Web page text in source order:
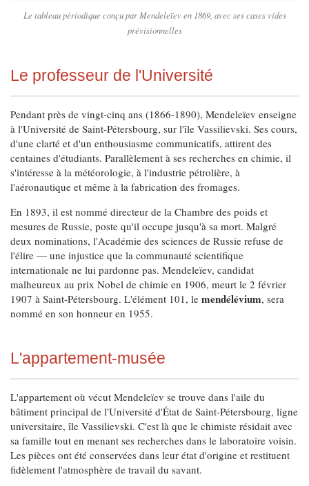
Le tableau périodique conçu par Mendeleïev en 1869, avec ses cases vides
prévisionnelles
Le professeur de l'Université
Pendant près de vingt-cinq ans (1866-1890), Mendeleïev enseigne
à l'Université de Saint-Pétersbourg, sur l'île Vassilievski. Ses cours,
d'une clarté et d'un enthousiasme communicatifs, attirent des
centaines d'étudiants. Parallèlement à ses recherches en chimie, il
s'intéresse à la météorologie, à l'industrie pétrolière, à
l'aéronautique et même à la fabrication des fromages.
En 1893, il est nommé directeur de la Chambre des poids et
mesures de Russie, poste qu'il occupe jusqu'à sa mort. Malgré
deux nominations, l'Académie des sciences de Russie refuse de
l'élire — une injustice que la communauté scientifique
internationale ne lui pardonne pas. Mendeleïev, candidat
malheureux au prix Nobel de chimie en 1906, meurt le 2 février
1907 à Saint-Pétersbourg. L'élément 101, le mendélévium, sera
nommé en son honneur en 1955.
L'appartement-musée
L'appartement où vécut Mendeleïev se trouve dans l'aile du
bâtiment principal de l'Université d'État de Saint-Pétersbourg, ligne
universitaire, île Vassilievski. C'est là que le chimiste résidait avec
sa famille tout en menant ses recherches dans le laboratoire voisin.
Les pièces ont été conservées dans leur état d'origine et restituent
fidèlement l'atmosphère de travail du savant.